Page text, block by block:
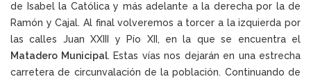
de Isabel la Católica y más adelante a la derecha por la de
Ramón y Cajal. Al final volveremos a torcer a la izquierda por
las calles Juan XXIII y Pío XII, en la que se encuentra el
Matadero Municipal. Estas vías nos dejarán en una estrecha
carretera de circunvalación de la población. Continuando de